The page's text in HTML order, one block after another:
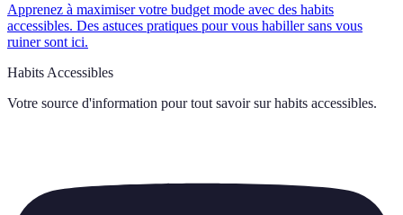
Apprenez à maximiser votre budget mode avec des habits
accessibles. Des astuces pratiques pour vous habiller sans vous
ruiner sont ici.
Habits Accessibles
Votre source d'information pour tout savoir sur habits accessibles.